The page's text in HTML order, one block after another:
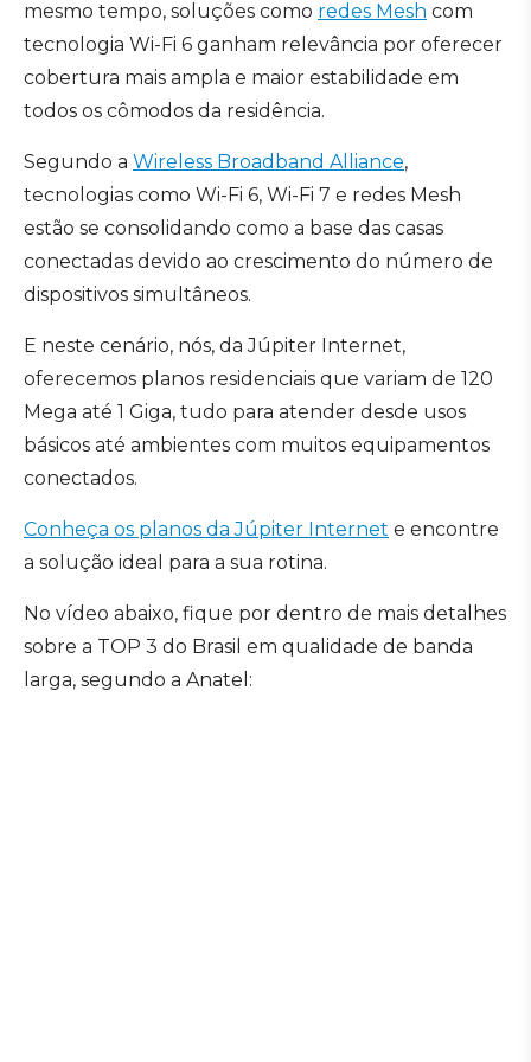
mesmo tempo, soluções como redes Mesh com
tecnologia Wi-Fi 6 ganham relevância por oferecer
cobertura mais ampla e maior estabilidade em
todos os cômodos da residência.
Segundo a Wireless Broadband Alliance,
tecnologias como Wi-Fi 6, Wi-Fi 7 e redes Mesh
estão se consolidando como a base das casas
conectadas devido ao crescimento do número de
dispositivos simultâneos.
E neste cenário, nós, da Júpiter Internet,
oferecemos planos residenciais que variam de 120
Mega até 1 Giga, tudo para atender desde usos
básicos até ambientes com muitos equipamentos
conectados.
Conheça os planos da Júpiter Internet e encontre
a solução ideal para a sua rotina.
No vídeo abaixo, fique por dentro de mais detalhes
sobre a TOP 3 do Brasil em qualidade de banda
larga, segundo a Anatel: